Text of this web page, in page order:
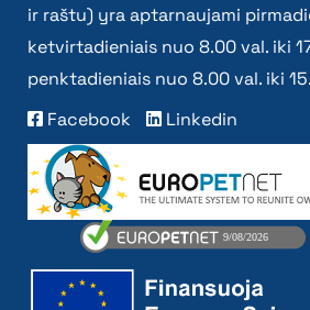
ir raštu) yra aptarnaujami
ketvirtadieniais nuo 8.00 val. iki
penktadieniais nuo 8.00 val. iki
Facebook
Linkedin